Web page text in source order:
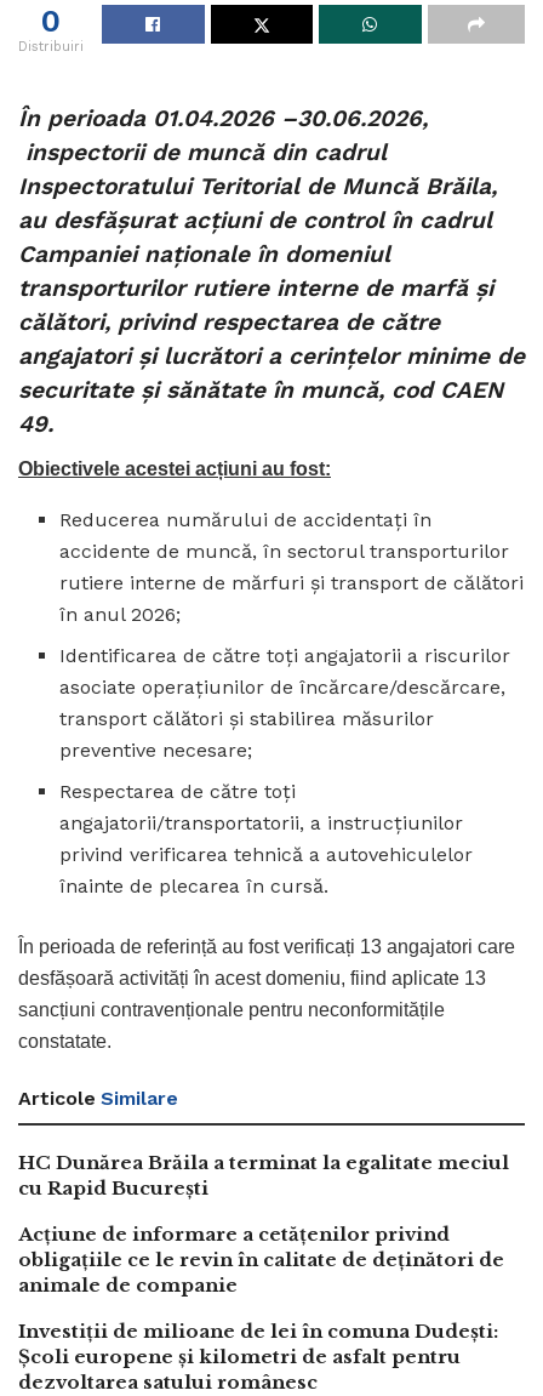
0
Distribuiri
În perioada 01.04.2026 –30.06.2026,
inspectorii de muncă din cadrul
Inspectoratului Teritorial de Muncă Brăila,
au desfășurat acțiuni de control în cadrul
Campaniei naționale în domeniul
transporturilor rutiere interne de marfă și
călători, privind respectarea de către
angajatori și lucrători a cerințelor minime de
securitate și sănătate în muncă, cod CAEN
49.
Obiectivele acestei acțiuni au fost:
Reducerea numărului de accidentați în
accidente de muncă, în sectorul transporturilor
rutiere interne de mărfuri și transport de călători
în anul 2026;
Identificarea de către toți angajatorii a riscurilor
asociate operațiunilor de încărcare/descărcare,
transport călători și stabilirea măsurilor
preventive necesare;
Respectarea de către toți
angajatorii/transportatorii, a instrucțiunilor
privind verificarea tehnică a autovehiculelor
înainte de plecarea în cursă.
În perioada de referință au fost verificați 13 angajatori care
desfășoară activități în acest domeniu, fiind aplicate 13
sancțiuni contravenționale pentru neconformitățile
constatate.
Articole Similare
HC Dunărea Brăila a terminat la egalitate meciul
cu Rapid București
Acțiune de informare a cetățenilor privind
obligațiile ce le revin în calitate de deținători de
animale de companie
Investiții de milioane de lei în comuna Dudești:
Școli europene și kilometri de asfalt pentru
dezvoltarea satului românesc